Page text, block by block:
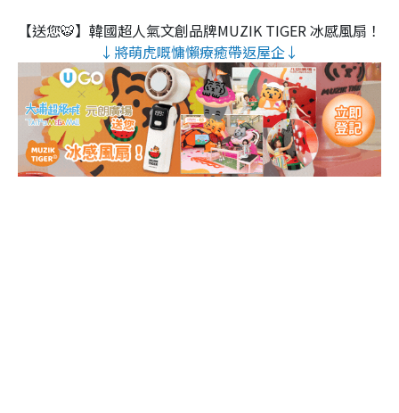
【送您🐯】韓國超人氣文創品牌MUZIK TIGER 冰感風扇！
↓將萌虎嘅慵懶療癒帶返屋企↓